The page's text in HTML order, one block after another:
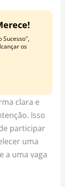
Sucesso",
os
clara e
Isso
participar
uma
a uma vaga